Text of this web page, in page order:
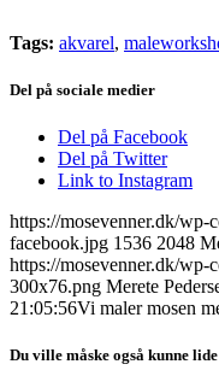
Tags: akvarel,
Del på sociale medier
Del på Facebook
Del på Twitter
Link to Instagram
https://mosevenner.dk/
facebook.jpg 1536 2048
https://mosevenner.dk/wp-
300x76.png Merete
21:05:56Vi maler mosen
Du ville måske også kunne lide